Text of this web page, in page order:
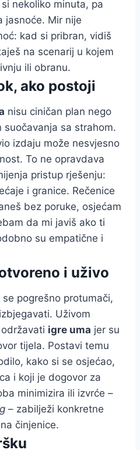
nekoliko minuta, pa
jasnoće. Mir nije
kad si pribran, vidiš
na scenarij u kojem
ili obranu.
ako postoji
nisu ciničan plan nego
suočavanja sa strahom.
izdaju može nesvjesno
To ne opravdava
pristup rješenju:
i granice. Rečenice
bez poruke, osjećam
da mi javiš ako ti
su empatične i
i uživo
pogrešno protumači,
Uživom
igre uma jer su
tijela. Postavi temu
kako si se osjećao,
i koji je dogovor za
minimizira ili izvrće –
– zabilježi konkretne
činjenice.